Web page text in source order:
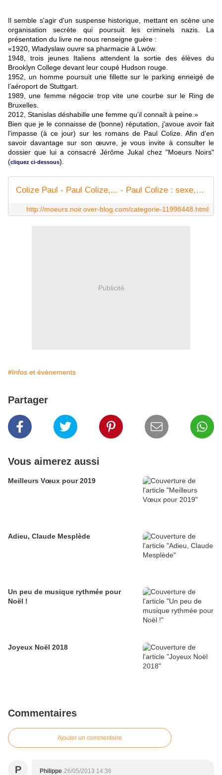
Il semble s'agir d'un suspense historique, mettant en scène une
organisation secrète qui poursuit les criminels nazis. La
présentation du livre ne nous renseigne guère :
«1920, Wladyslaw ouvre sa pharmacie à Lwów.
1948, trois jeunes Italiens attendent la sortie des élèves du
Brooklyn College devant leur coupé Hudson rouge.
1952, un homme poursuit une fillette sur le parking enneigé de
l’aéroport de Stuttgart.
1989, une femme négocie trop vite une courbe sur le Ring de
Bruxelles.
2012, Stanislas déshabille une femme qu’il connaît à peine.»
Bien que je le connaisse de (bonne) réputation, j'avoue avoir fait
l'impasse (à ce jour) sur les romans de Paul Colize. Afin d'en
savoir davantage sur son œuvre, je vous invite à consulter le
dossier que lui a consacré Jérôme Jukal chez "Moeurs Noirs"
(cliquez ci-dessous).
Colize Paul - Paul Colize,... - Paul Colize : sexe,... - Paul Colize sous... - Paul Colize au... - Mœurs Noires
http://moeurs.noir.over-blog.com/categorie-11998448.html
Publicité
#Infos et évènements
Partager
Vous aimerez aussi
Meilleurs Vœux pour 2019
Adieu, Claude Mesplède
Un peu de musique rythmée pour
Noël !
Joyeux Noël 2018
Commentaires
Ajouter un commentaire
P Philippe 26/05/2013 14:36